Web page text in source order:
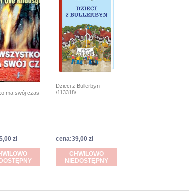
ma swój czas
zł
Dzieci z Bullerbyn
/113318/
cena:39,00 zł
CHWILOWO
NIEDOSTĘPNY